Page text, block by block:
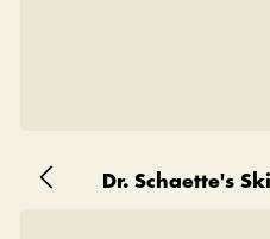
Dr. Schaette's